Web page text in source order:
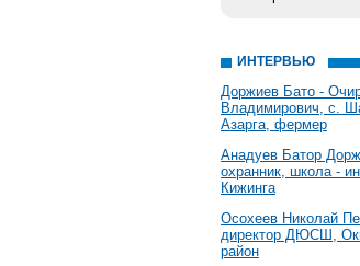
ИНТЕРВЬЮ
Доржиев Бато -
Владимирович, с.
Азарга, фермер
Анадуев Батор
охранник, школа -
Кижинга
Осохеев Николай
директор ДЮСШ,
район